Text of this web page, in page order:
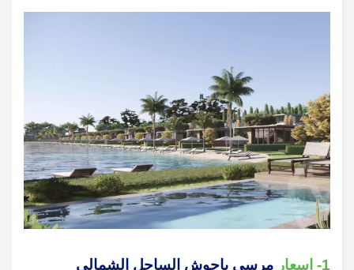
1- اسعار مرسى باجوش الساحل الشمالي